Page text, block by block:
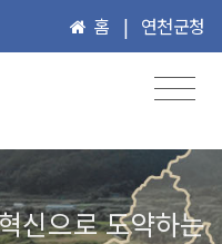
홈 | 연천군청
신으로 도약하는